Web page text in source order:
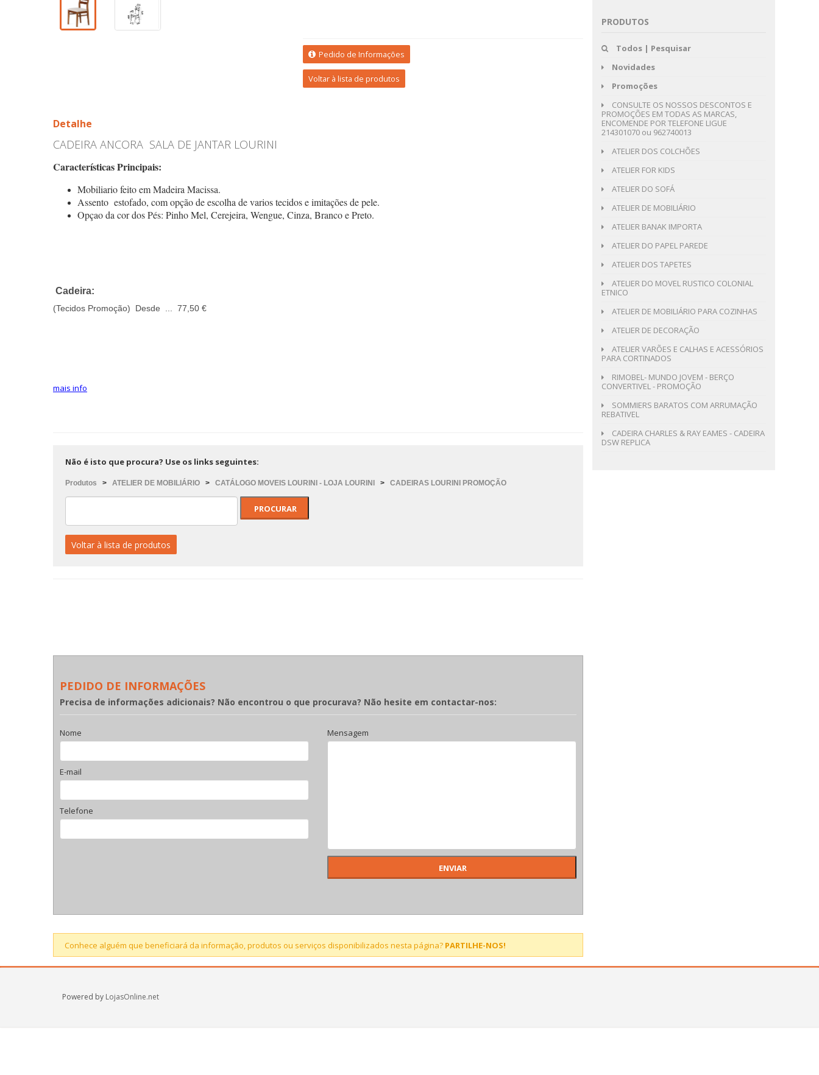
Pedido de Informações
Voltar à lista de produtos
Detalhe
CADEIRA ANCORA SALA DE JANTAR LOURINI
Características Principais:
Mobiliario feito em Madeira Macissa.
Assento estofado, com opção de escolha de varios tecidos e imitações de pele.
Opçao da cor dos Pés: Pinho Mel, Cerejeira, Wengue, Cinza, Branco e Preto.
Cadeira:
(Tecidos Promoção) Desde ... 77,50 €
mais info
Não é isto que procura? Use os links seguintes:
Produtos > ATELIER DE MOBILIÁRIO > CATÁLOGO MOVEIS LOURINI - LOJA LOURINI > CADEIRAS LOURINI PROMOÇÃO
Voltar à lista de produtos
PEDIDO DE INFORMAÇÕES
Precisa de informações adicionais? Não encontrou o que procurava? Não hesite em contactar-nos:
Nome
E-mail
Telefone
Mensagem
Conhece alguém que beneficiará da informação, produtos ou serviços disponibilizados nesta página? PARTILHE-NOS!
PRODUTOS
Todos | Pesquisar
Novidades
Promoções
CONSULTE OS NOSSOS DESCONTOS E
PROMOÇÕES EM TODAS AS MARCAS,
ENCOMENDE POR TELEFONE LIGUE
214301070 ou 962740013
ATELIER DOS COLCHÕES
ATELIER FOR KIDS
ATELIER DO SOFÁ
ATELIER DE MOBILIÁRIO
ATELIER BANAK IMPORTA
ATELIER DO PAPEL PAREDE
ATELIER DOS TAPETES
ATELIER DO MOVEL RUSTICO COLONIAL
ETNICO
ATELIER DE MOBILIÁRIO PARA COZINHAS
ATELIER DE DECORAÇÃO
ATELIER VARÕES E CALHAS E ACESSÓRIOS
PARA CORTINADOS
RIMOBEL- MUNDO JOVEM - BERÇO
CONVERTIVEL - PROMOÇÃO
SOMMIERS BARATOS COM ARRUMAÇÃO
REBATIVEL
CADEIRA CHARLES & RAY EAMES - CADEIRA
DSW REPLICA
Powered by LojasOnline.net